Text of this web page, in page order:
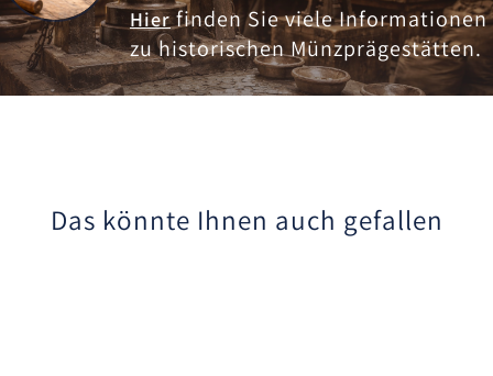
Hierfinden Sie viele Informationen
zu historischen Münzprägestätten.
Das könnte Ihnen auch gefallen